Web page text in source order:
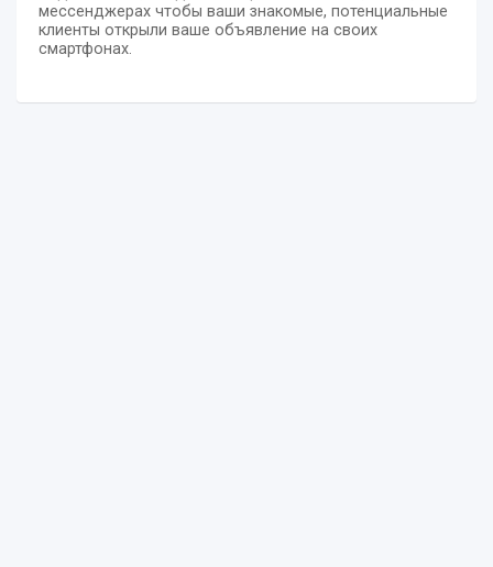
мессенджерах чтобы ваши знакомые, потенциальные
клиенты открыли ваше объявление на своих
смартфонах.